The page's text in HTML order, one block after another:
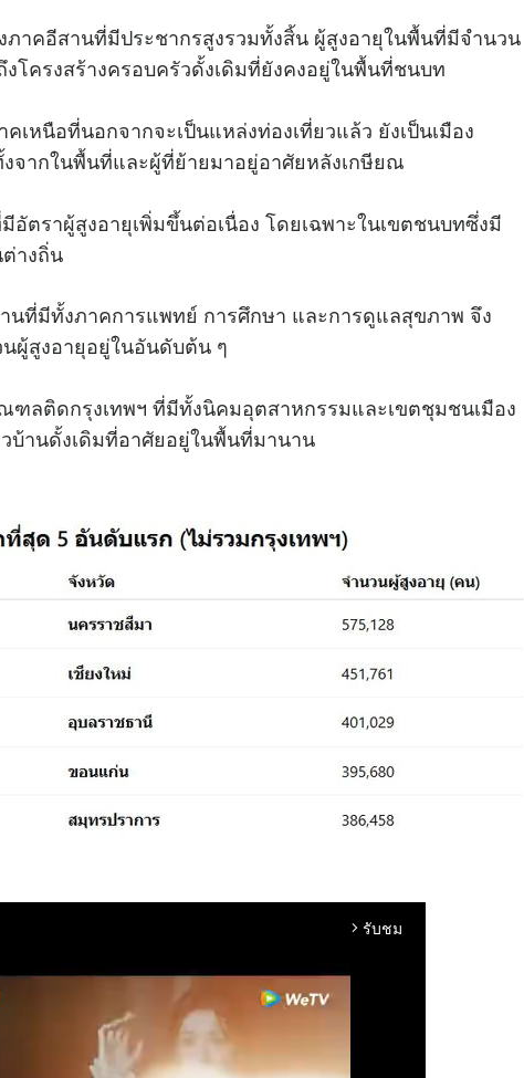
ภาคอีสานที่มีประชากรสูงรวมทั้งสิ้น ผู้สูงอายุในพื้นที่มีจำนวน
โครงสร้างครอบครัวดั้งเดิมที่ยังคงอยู่ในพื้นที่ชนบท
คเหนือที่นอกจากจะเป็นแหล่งท่องเที่ยวแล้ว ยังเป็นเมือง
จากในพื้นที่และผู้ที่ย้ายมาอยู่อาศัยหลังเกษียณ
อัตราผู้สูงอายุเพิ่มขึ้นต่อเนื่อง โดยเฉพาะในเขตชนบทซึ่งมี
างถิ่น
นที่มีทั้งภาคการแพทย์ การศึกษา และการดูแลสุขภาพ จึง
ผู้สูงอายุอยู่ในอันดับต้น ๆ
ฑลติดกรุงเทพฯ ที่มีทั้งนิคมอุตสาหกรรมและเขตชุมชนเมือง
บ้านดั้งเดิมที่อาศัยอยู่ในพื้นที่มานาน
arrow_forward_ios รับชม